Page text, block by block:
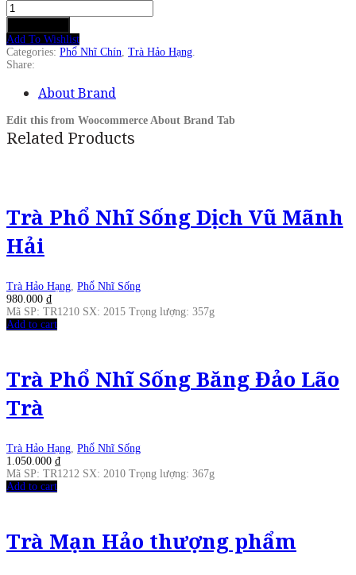
Add To Wishlist
Categories: Phổ Nhĩ Chín Trà Hảo Hạng
Share:
About Brand
Edit this from Woocommerce About Brand Tab
Related Products
Trà Phổ Nhĩ Sống Dịch Vũ Mãnh
Hải
Trà Hảo Hạng, Phổ Nhĩ Sống
980.000 ₫
Mã SP: TR1210 SX: 2015 Trọng lượng: 357g
Add to cart
Trà Phổ Nhĩ Sống Băng Đảo Lão
Trà
Trà Hảo Hạng, Phổ Nhĩ Sống
1.050.000 ₫
Mã SP: TR1212 SX: 2010 Trọng lượng: 367g
Add to cart
Trà Mạn Hảo thượng phẩm